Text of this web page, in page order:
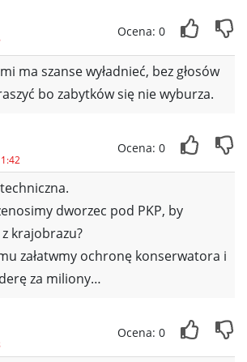
Ocena: 0
ma szanse wyładnieć, bez głosów
bo zabytków się nie wyburza.
Ocena: 0
dworzec pod PKP, by
krajobrazu?
załatwmy ochronę konserwatora i
za miliony…
Ocena: 0